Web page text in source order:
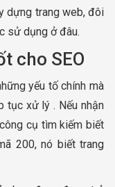
dựng trang web, đôi
sử dụng ở đâu.
cho SEO
yếu tố chính mà
tục xử lý . Nếu nhận
cụ tìm kiếm biết
200, nó biết trang